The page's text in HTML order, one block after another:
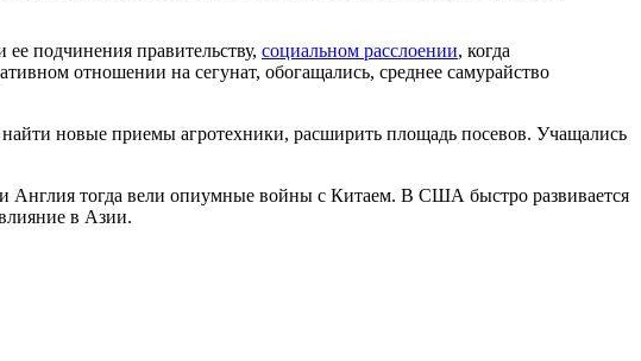
подчинения правительству, социальном расслоении, когда
отношении на сегунат, обогащались, среднее самурайство
новые приемы агротехники, расширить площадь посевов. Учащались
Англия тогда вели опиумные войны с Китаем. В США быстро развивается
в Азии.